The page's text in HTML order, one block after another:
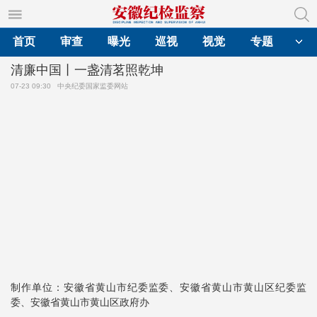
首页
审查 曝光 巡视 视觉 专题
清廉中国丨一盏清茗照乾坤
07-23 09:30 中央纪委国家监委网站
制作单位：安徽省黄山市纪委监委、安徽省黄山市黄山区纪委监
委、安徽省黄山市黄山区政府办